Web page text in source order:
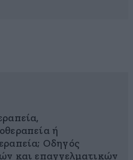
ή
Οδηγός
και επαγγελματικών